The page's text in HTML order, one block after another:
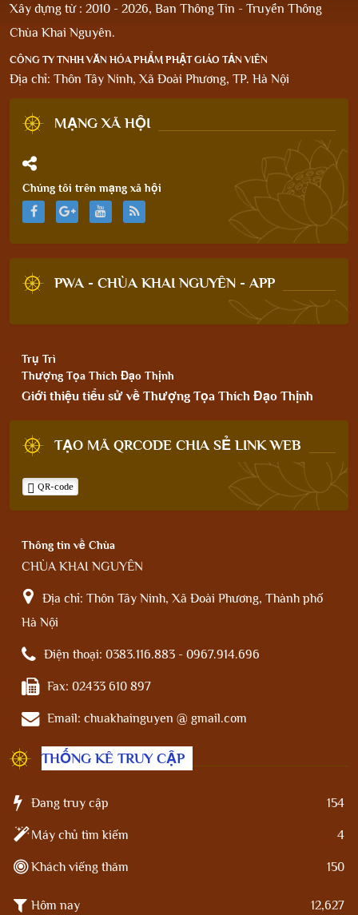
Xây dựng từ : 2010 - 2026, Ban Thông Tin - Truyền Thông
Chùa Khai Nguyên.
CÔNG TY TNHH VĂN HÓA PHẨM PHẬT GIÁO TẢN VIÊN
Địa chỉ: Thôn Tây Ninh, Xã Đoài Phương, TP. Hà Nội
MẠNG XÃ HỘI
Chúng tôi trên mạng xã hội
PWA - CHÙA KHAI NGUYÊN - APP
Trụ Trì
Thượng Tọa Thích Đạo Thịnh
Giới thiệu tiểu sử về Thượng Tọa Thích Đạo Thịnh
TẠO MÃ QRCODE CHIA SẺ LINK WEB
QR-code
Thông tin về Chùa
CHÙA KHAI NGUYÊN
Địa chỉ: Thôn Tây Ninh, Xã Đoài Phương, Thành phố
Hà Nội
Điện thoại: 0383.116.883 - 0967.914.696
Fax: 02433 610 897
Email: chuakhainguyen @ gmail.com
THỐNG KÊ TRUY CẬP
Đang truy cập 154
Máy chủ tìm kiếm 4
Khách viếng thăm 150
Hôm nay 12,627